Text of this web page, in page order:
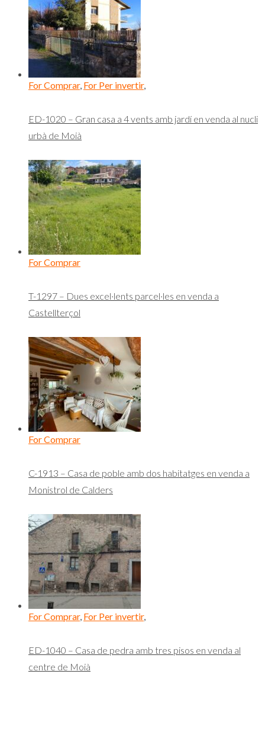
For Comprar, For Per invertir,
ED-1020 – Gran casa a 4 vents amb jardí en venda al nucli
urbà de Moià
For Comprar
T-1297 – Dues excel·lents parcel·les en venda a
Castellterçol
For Comprar
C-1913 – Casa de poble amb dos habitatges en venda a
Monistrol de Calders
For Comprar, For Per invertir,
ED-1040 – Casa de pedra amb tres pisos en venda al
centre de Moià